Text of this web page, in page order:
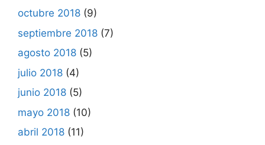
octubre 2018 (9)
septiembre 2018 (7)
agosto 2018 (5)
julio 2018 (4)
junio 2018 (5)
mayo 2018 (10)
abril 2018 (11)